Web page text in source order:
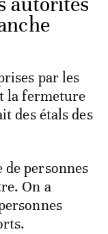
par les
la fermeture
des étals des
personnes
On a